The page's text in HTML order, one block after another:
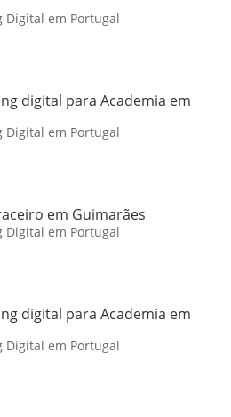
Digital em Portugal
digital para Academia em
Digital em Portugal
em Guimarães
Digital em Portugal
digital para Academia em
Digital em Portugal